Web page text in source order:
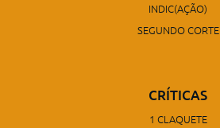
INDIC(AÇÃO)
SEGUNDO CORTE
CRÍTICAS
1 CLAQUETE